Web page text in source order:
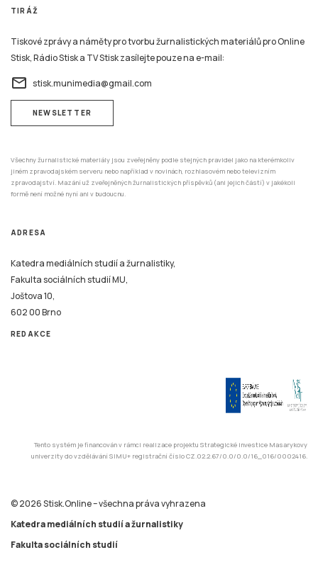
TIRÁŽ
Tiskové zprávy a náměty pro tvorbu žurnalistických materiálů pro Online
Stisk, Rádio Stisk a TV Stisk zasílejte pouze na e-mail:
email stisk.munimedia@gmail.com
NEWSLETTER
Všechny žurnalistické materiály jsou zveřejněny podle stejných pravidel jako na kterémkoliv
jiném zpravodajském serveru nebo například v novinách, rozhlasovém nebo televizním
zpravodajství. Mazání už zveřejněných žurnalistických příspěvků (ani jejich částí) v jakékoli
formě není možné nyní ani v budoucnu.
ADRESA
Katedra mediálních studií a žurnalistiky,
Fakulta sociálních studií MU,
Joštova 10,
602 00 Brno
REDAKCE
Tento systém je financován v rámci realizace projektu Strategické investice Masarykovy
univerzity do vzdělávání SIMU+ registrační číslo CZ.02.2.67/0.0/0.0/16_016/0002416.
© 2026 Stisk.Online – všechna práva vyhrazena
Katedra mediálních studií a žurnalistiky
Fakulta sociálních studií